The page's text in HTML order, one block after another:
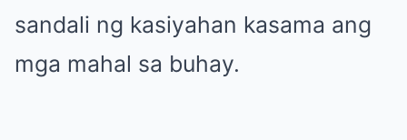
sandali ng kasiyahan kasama ang
mga mahal sa buhay.